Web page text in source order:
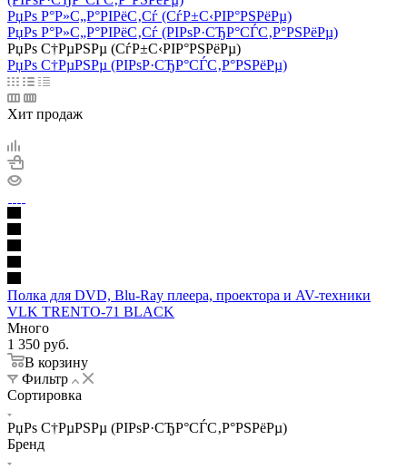
РџРѕ Р°Р»С„Р°РІРёС‚Сѓ (СѓР±С‹РІР°РЅРёРµ)
РџРѕ Р°Р»С„Р°РІРёС‚Сѓ (РІРѕР·СЂР°СЃС‚Р°РЅРёРµ)
РџРѕ С†РµРЅРµ (СѓР±С‹РІР°РЅРёРµ)
РџРѕ С†РµРЅРµ (РІРѕР·СЂР°СЃС‚Р°РЅРёРµ)
Хит продаж
Полка для DVD, Blu-Ray плеера, проектора и AV-техники
VLK TRENTO-71 BLACK
Много
1 350 руб.
В корзину
Фильтр
Сортировка
РџРѕ С†РµРЅРµ (РІРѕР·СЂР°СЃС‚Р°РЅРёРµ)
Бренд